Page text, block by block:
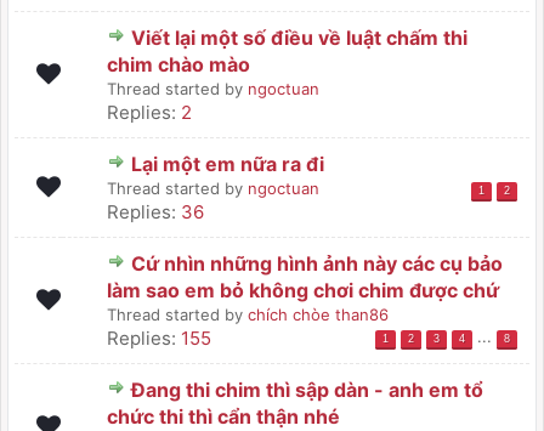
Viết lại một số điều về luật chấm thi
chim chào mào
Thread started by ngoctuan
Replies: 2
Lại một em nữa ra đi
Thread started by ngoctuan 1 2
Replies: 36
Cứ nhìn những hình ảnh này các cụ bảo
làm sao em bỏ không chơi chim được chứ
Thread started by chích chòe than86
1 2 3 4 ... 8
Replies: 155
Đang thi chim thì sập dàn - anh em tổ
chức thi thì cẩn thận nhé